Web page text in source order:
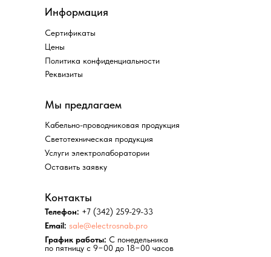
Информация
Сертификаты
Цены
Политика конфиденциальности
Реквизиты
Мы предлагаем
Кабельно-проводниковая продукция
Светотехническая продукция
Услуги электролаборатории
Оставить заявку
Контакты
Телефон: +7 (342) 259-29-33
Email: sale@electrosnab.pro
График работы: С понедельника
по пятницу с 9−00 до 18−00 часов